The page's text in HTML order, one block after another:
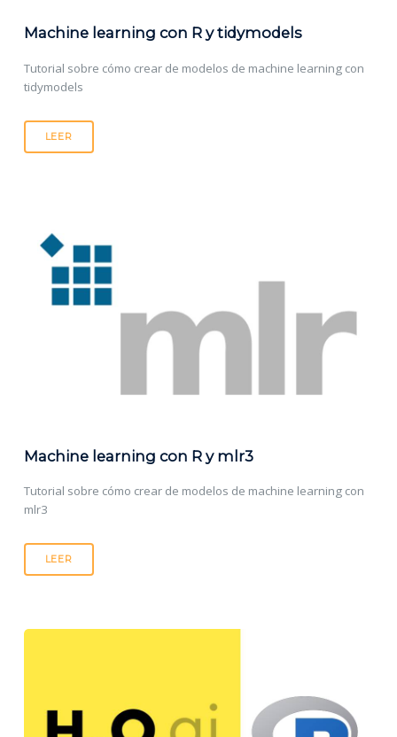
Machine learning con R y tidymodels
Tutorial sobre cómo crear de modelos de machine learning con
tidymodels
LEER
Machine learning con R y mlr3
Tutorial sobre cómo crear de modelos de machine learning con
mlr3
LEER